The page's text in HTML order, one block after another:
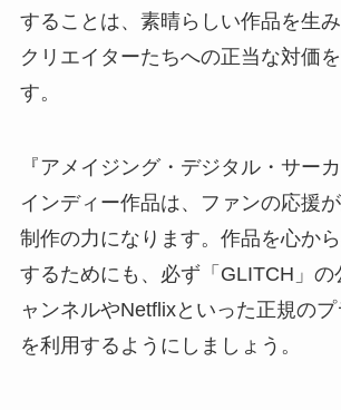
することは、素晴らしい作品を生
クリエイターたちへの正当な対価
す。
『アメイジング・デジタル・サー
インディー作品は、ファンの応援
制作の力になります。作品を心か
するためにも、必ず「GLITCH」の
ャンネルやNetflixといった正規の
を利用するようにしましょう。